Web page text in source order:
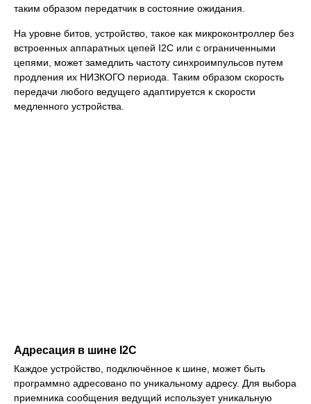
таким образом передатчик в состояние ожидания.
На уровне битов, устройство, такое как микроконтроллер без
встроенных аппаратных цепей I2C или с ограниченными
цепями, может замедлить частоту синхроимпульсов путем
продления их НИЗКОГО периода. Таким образом скорость
передачи любого ведущего адаптируется к скорости
медленного устройства.
Адресация в шине I2C
Каждое устройство, подключённое к шине, может быть
программно адресовано по уникальному адресу. Для выбора
приемника сообщения ведущий использует уникальную